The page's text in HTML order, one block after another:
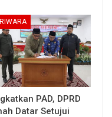
PAD, DPRD
Datar Setujui